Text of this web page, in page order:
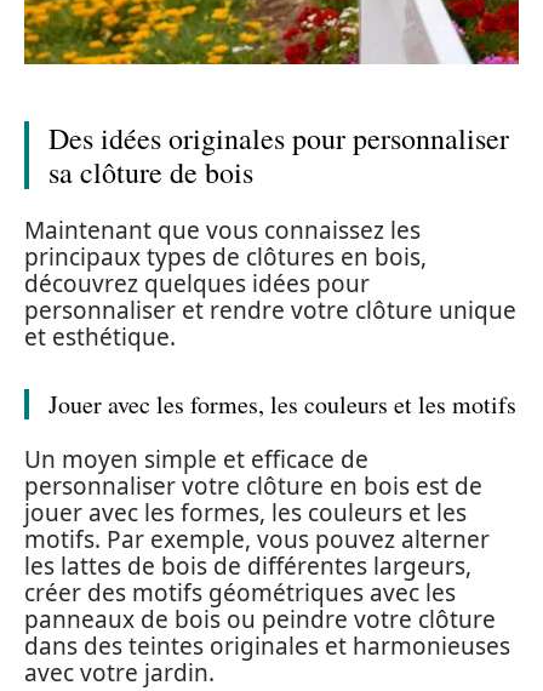
Des idées originales pour personnaliser
sa clôture de bois
Maintenant que vous connaissez les
principaux types de clôtures en bois,
découvrez quelques idées pour
personnaliser et rendre votre clôture unique
et esthétique.
Jouer avec les formes, les couleurs et les motifs
Un moyen simple et efficace de
personnaliser votre clôture en bois est de
jouer avec les formes, les couleurs et les
motifs. Par exemple, vous pouvez alterner
les lattes de bois de différentes largeurs,
créer des motifs géométriques avec les
panneaux de bois ou peindre votre clôture
dans des teintes originales et harmonieuses
avec votre jardin.